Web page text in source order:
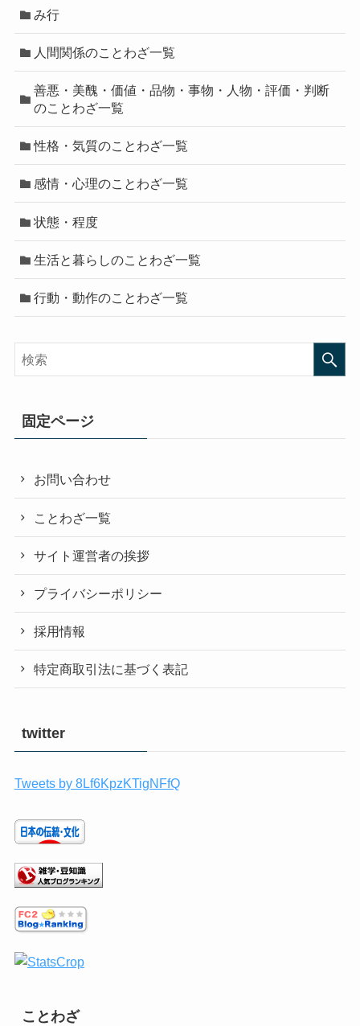
み行
人間関係のことわざ一覧
善悪・美醜・価値・品物・事物・人物・評価・判断
のことわざ一覧
性格・気質のことわざ一覧
感情・心理のことわざ一覧
状態・程度
生活と暮らしのことわざ一覧
行動・動作のことわざ一覧
固定ページ
お問い合わせ
ことわざ一覧
サイト運営者の挨拶
プライバシーポリシー
採用情報
特定商取引法に基づく表記
twitter
Tweets by 8Lf6KpzKTigNFfQ
ことわざ